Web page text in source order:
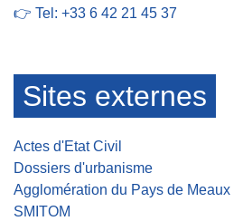
👉 Tel: +33 6 42 21 45 37
Sites externes
Actes d'Etat Civil
Dossiers d'urbanisme
Agglomération du Pays de Meaux
SMITOM